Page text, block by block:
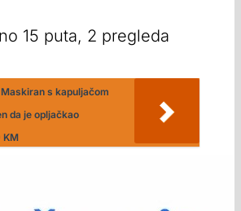
15 puta, 2 pregleda
Maskiran s kapuljačom
da je opljačkao
KM